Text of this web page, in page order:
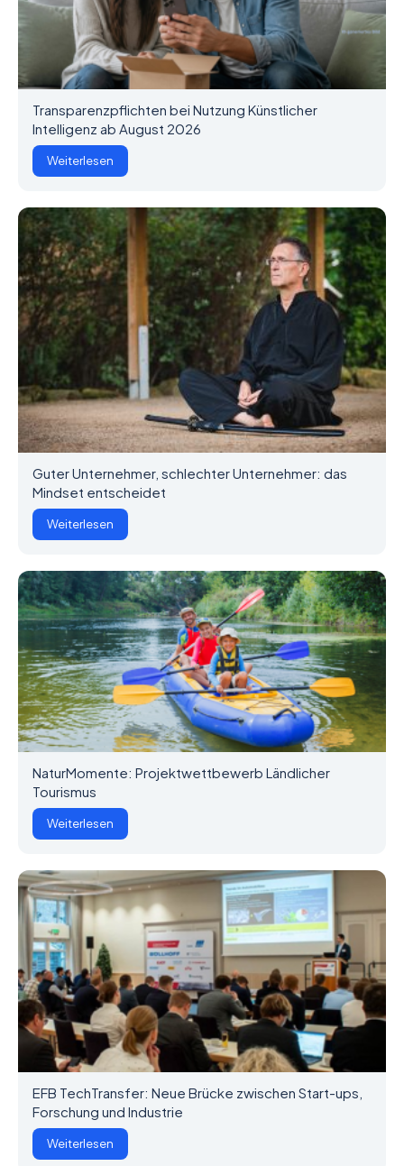
Transparenzpflichten bei Nutzung Künstlicher
Intelligenz ab August 2026
Weiterlesen
Guter Unternehmer, schlechter Unternehmer: das
Mindset entscheidet
Weiterlesen
NaturMomente: Projektwettbewerb Ländlicher
Tourismus
Weiterlesen
EFB TechTransfer: Neue Brücke zwischen Start-ups,
Forschung und Industrie
Weiterlesen